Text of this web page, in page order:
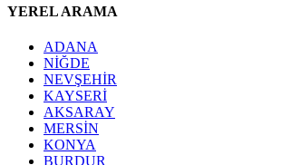
YEREL ARAMA
ADANA
NİĞDE
NEVŞEHİR
KAYSERİ
AKSARAY
MERSİN
KONYA
BURDUR